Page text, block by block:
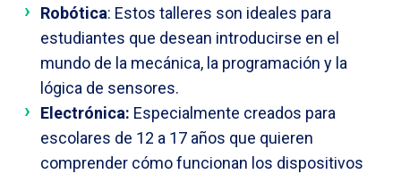
Robótica: Estos talleres son ideales para
estudiantes que desean introducirse en el
mundo de la mecánica, la programación y la
lógica de sensores.
Electrónica: Especialmente creados para
escolares de 12 a 17 años que quieren
comprender cómo funcionan los dispositivos